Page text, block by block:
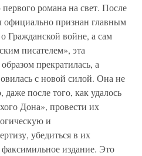
романа на свет. После
признан главным
Гражданской войне, а сам
писателем», эта
прекратилась, а
с новой силой. Она не
после того, как удалось
Дона», провести их
и
убедиться в их
издание. Это